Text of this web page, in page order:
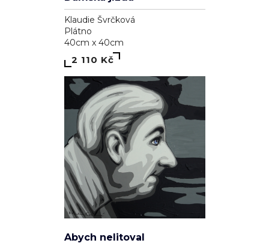
Klaudie Švrčková
Plátno
40cm x 40cm
2 110 Kč
Abych nelitoval